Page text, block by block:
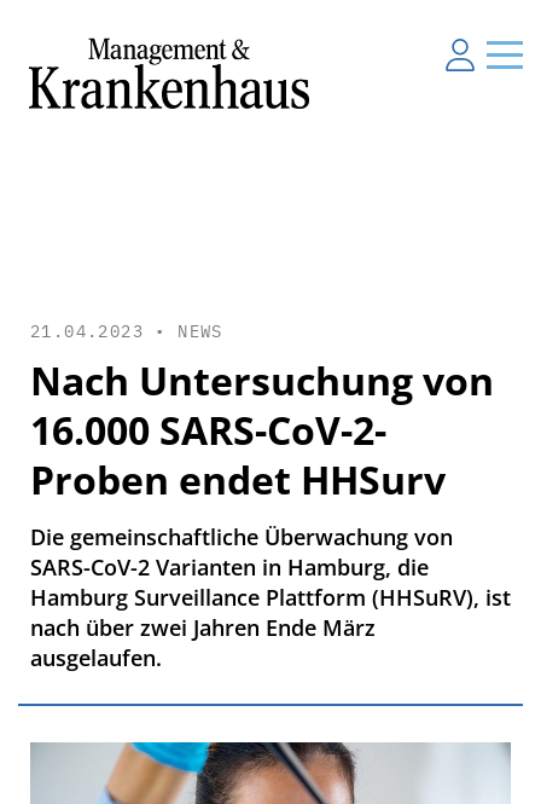
21.04.2023 • NEWS
Nach Untersuchung von
16.000 SARS-CoV-2-
Proben endet HHSurv
Die gemeinschaftliche Überwachung von
SARS-CoV-2 Varianten in Hamburg, die
Hamburg Surveillance Plattform (HHSuRV), ist
nach über zwei Jahren Ende März
ausgelaufen.